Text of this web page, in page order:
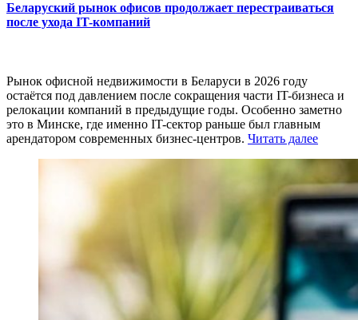
Беларуский рынок офисов продолжает перестраиваться
после ухода IT-компаний
Рынок офисной недвижимости в Беларуси в 2026 году
остаётся под давлением после сокращения части IT-бизнеса и
релокации компаний в предыдущие годы. Особенно заметно
это в Минске, где именно IT-сектор раньше был главным
арендатором современных бизнес-центров. Читать далее